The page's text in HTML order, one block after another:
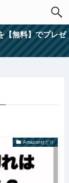
【無料】でプレゼ
Amazonせどり